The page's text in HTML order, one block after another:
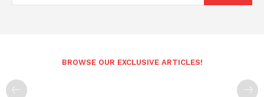
BROWSE OUR EXCLUSIVE ARTICLES!